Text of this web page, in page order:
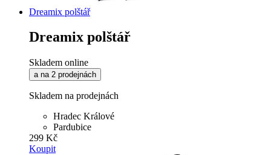
Dreamix polštář
Dreamix polštář
Skladem online
a na 2 prodejnách
Skladem na prodejnách
Hradec Králové
Pardubice
299 Kč
Koupit